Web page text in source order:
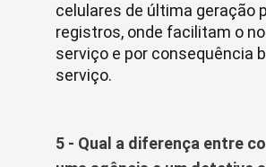
celulares de última geração
registros, onde facilitam o
serviço e por consequência
serviço.
5 - Qual a diferença entre